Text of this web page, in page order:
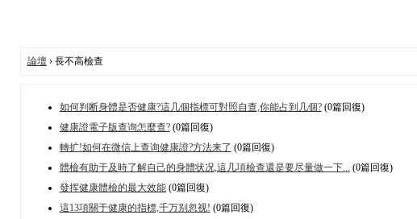
論壇› 長不高檢查
如何判断身體是否健康?這几個指標可對照自查,你能占到几個?(0篇回復)
健康證電子版查询怎麼查?(0篇回復)
轉扩!如何在微信上查询健康證?方法来了 (0篇回復)
體檢有助于及時了解自己的身體状况,這几項檢查還是要尽量做一下... (0篇回復)
發挥健康體檢的最大效能(0篇回復)
這13項關于健康的指標,千万别忽视! (0篇回復)